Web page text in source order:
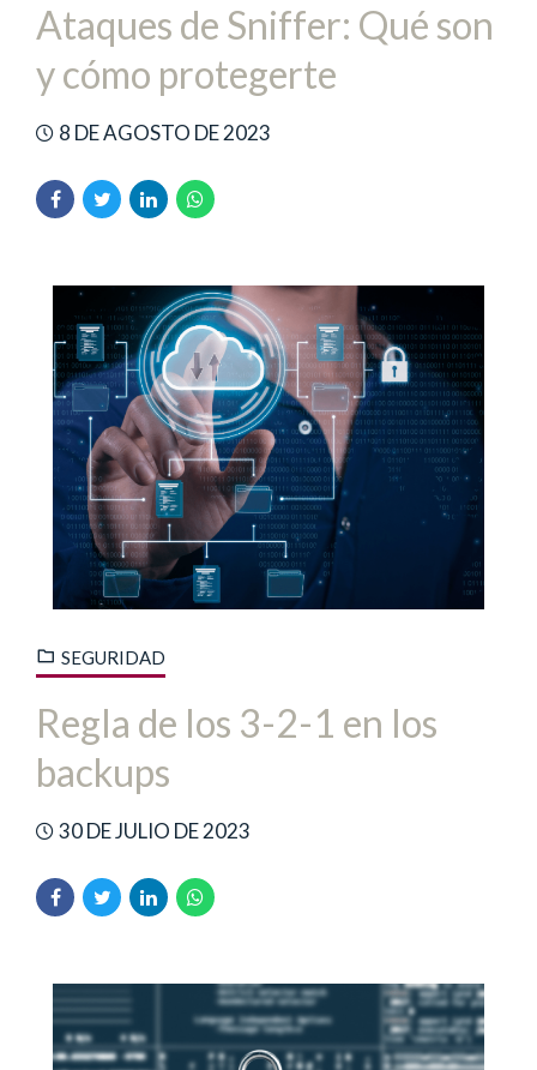
Ataques de Sniffer: Qué son
y cómo protegerte
8 DE AGOSTO DE 2023
SEGURIDAD
Regla de los 3-2-1 en los
backups
30 DE JULIO DE 2023